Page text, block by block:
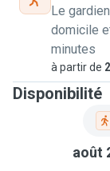
Le
domicile
minutes
à partir de
Disponibilité
août